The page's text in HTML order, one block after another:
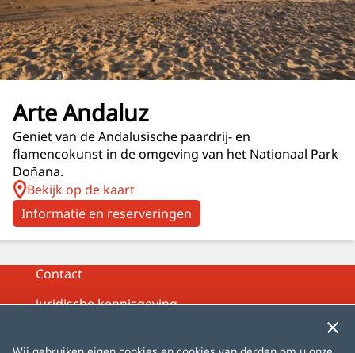
Arte Andaluz
Geniet van de Andalusische paardrij- en
flamencokunst in de omgeving van het Nationaal Park
Doñana.
Bekijk op de kaart
Informatie en reserveringen
Contact
Juridische kennisgeving